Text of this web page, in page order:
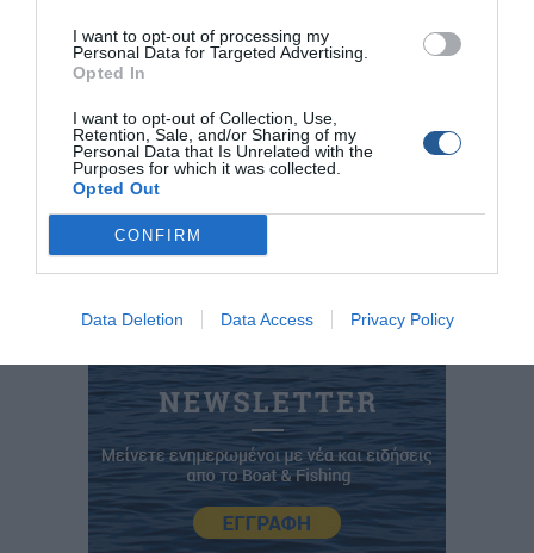
I want to opt-out of processing my
Personal Data for Targeted Advertising.
Opted In
I want to opt-out of Collection, Use,
Retention, Sale, and/or Sharing of my
Personal Data that Is Unrelated with the
Purposes for which it was collected.
Opted Out
CONFIRM
Data Deletion Data Access Privacy Policy
τηλ.: 210 4903.566,
www.sim.gr
ΣΜΑΡΩ ΚΑΛΑΪΤΖΗ & ΣΙΑ ΟΕ
τηλ.: 2310 569.455
www.skalaitzi.com